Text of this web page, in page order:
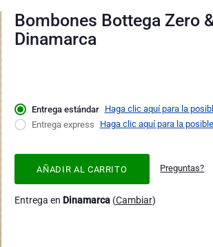
Bombones Bottega Zero
Dinamarca
Entrega estándar Haga clic aquí para la
Entrega express
Haga clic aquí para la
AÑADIR AL CARRITO Preguntas?
Entrega en Dinamarca(Cambiar)